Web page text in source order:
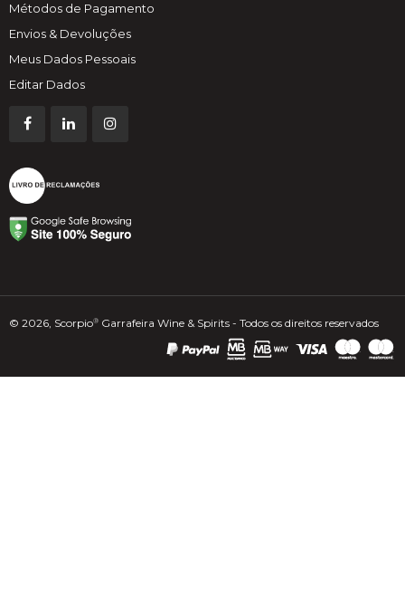
Métodos de Pagamento
Envios & Devoluções
Meus Dados Pessoais
Editar Dados
© 2026, Scorpio® Garrafeira Wine & Spirits - Todos os direitos reservados